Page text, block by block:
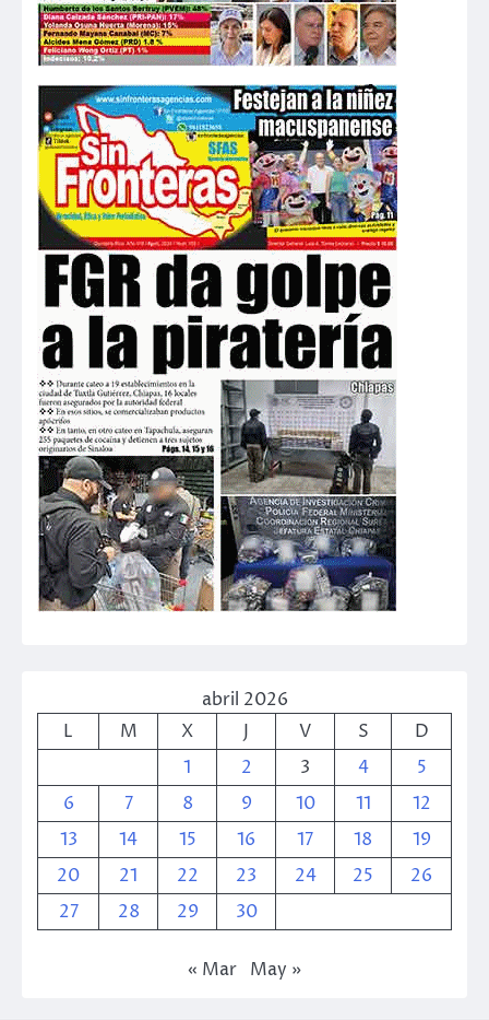
abril 2026
L
M X J V S
D
1
2 3 4
5
6
7 8 9 10 11
12
13
14 15 16 17 18
19
20
21 22 23 24 25
26
27
28 29 30
« Mar May »